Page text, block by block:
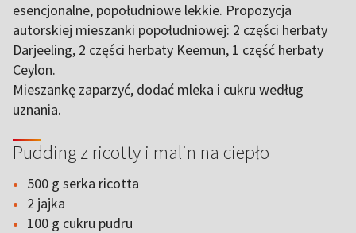
esencjonalne, popołudniowe lekkie. Propozycja
autorskiej mieszanki popołudniowej: 2 części herbaty
Darjeeling, 2 części herbaty Keemun, 1 część herbaty
Ceylon.
Mieszankę zaparzyć, dodać mleka i cukru według
uznania.
Pudding z ricotty i malin na ciepło
500 g serka ricotta
2 jajka
100 g cukru pudru